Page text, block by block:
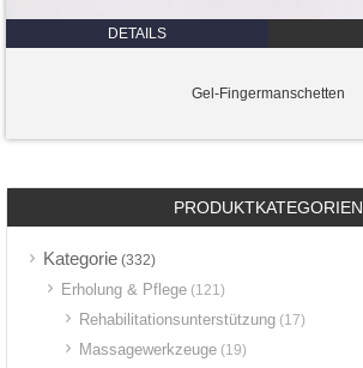
DETAILS
Gel-Fingermanschetten
PRODUKTKATEGORIEN
Kategorie (332)
Erholung & Pflege (121)
Rehabilitationsunterstützung (17)
Massagewerkzeuge (19)